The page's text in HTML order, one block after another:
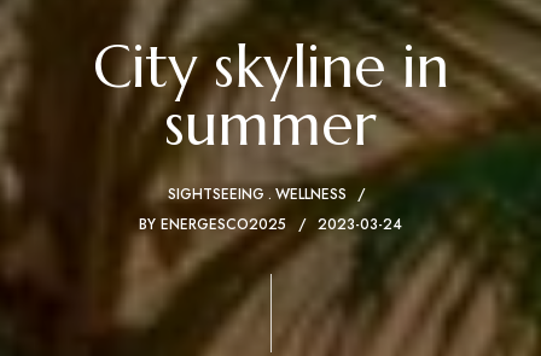
City skyline in
summer
SIGHTSEEING WELLNESS
BY ENERGESCO2025 2023-03-24